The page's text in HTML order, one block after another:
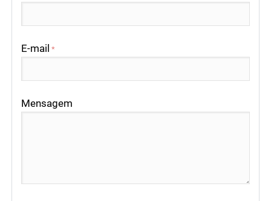
E-mail *
Mensagem